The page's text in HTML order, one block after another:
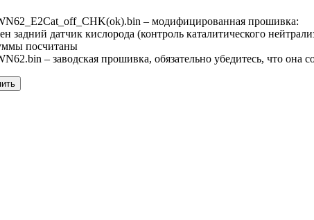
– модифицированная прошивка:
задний датчик кислорода (контроль каталитического
посчитаны
– заводская прошивка, обязательно убедитесь, что она